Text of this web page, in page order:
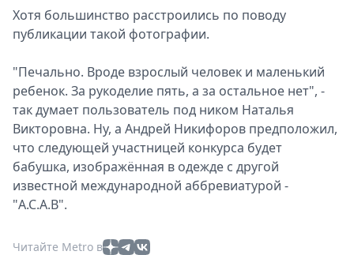
Хотя большинство расстроились по поводу
публикации такой фотографии.
"Печально. Вроде взрослый человек и маленький
ребенок. За рукоделие пять, а за остальное нет", -
так думает пользователь под ником Наталья
Викторовна. Ну, а Андрей Никифоров предположил,
что следующей участницей конкурса будет
бабушка, изображённая в одежде с другой
известной международной аббревиатурой -
"A.C.A.B".
Читайте Metro в